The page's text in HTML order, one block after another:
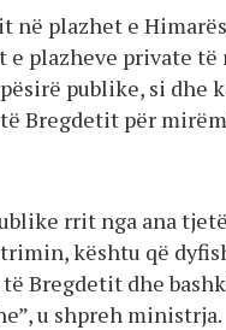
në plazhet e
plazheve private të
publike, si dhe
Bregdetit për
rrit nga ana
kështu që
Bregdetit dhe
u shpreh ministrja.